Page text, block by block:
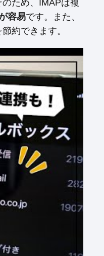
ため、IMAPは複
容易です。また、
約できます。